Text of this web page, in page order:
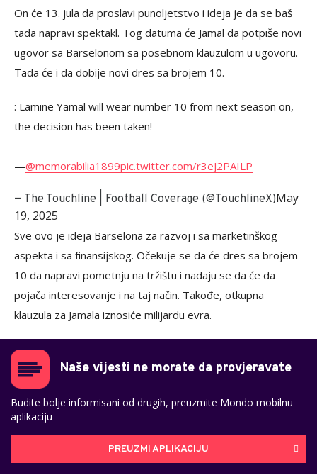
On će 13. jula da proslavi punoljetstvo i ideja je da se baš
tada napravi spektakl. Tog datuma će Jamal da potpiše novi
ugovor sa Barselonom sa posebnom klauzulom u ugovoru.
Tada će i da dobije novi dres sa brojem 10.
: Lamine Yamal will wear number 10 from next season on,
the decision has been taken!
—@memorabilia1899pic.twitter.com/r3eJ2PAILP
— The Touchline | Football Coverage (@TouchlineX)May
19, 2025
Sve ovo je ideja Barselona za razvoj i sa marketinškog
aspekta i sa finansijskog. Očekuje se da će dres sa brojem
10 da napravi pometnju na tržištu i nadaju se da će da
pojača interesovanje i na taj način. Takođe, otkupna
klauzula za Jamala iznosiće milijardu evra.
Naše vijesti ne morate da provjeravate
Budite bolje informisani od drugih, preuzmite Mondo mobilnu
aplikaciju
PREUZMI APLIKACIJU